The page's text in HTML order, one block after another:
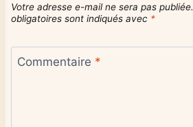
Votre adresse e-mail ne sera pas publiée.
obligatoires sont indiqués avec *
Commentaire *